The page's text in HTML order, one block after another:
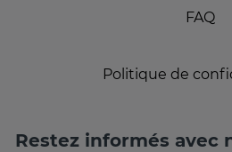
FAQ
Politique de
Restez informés avec